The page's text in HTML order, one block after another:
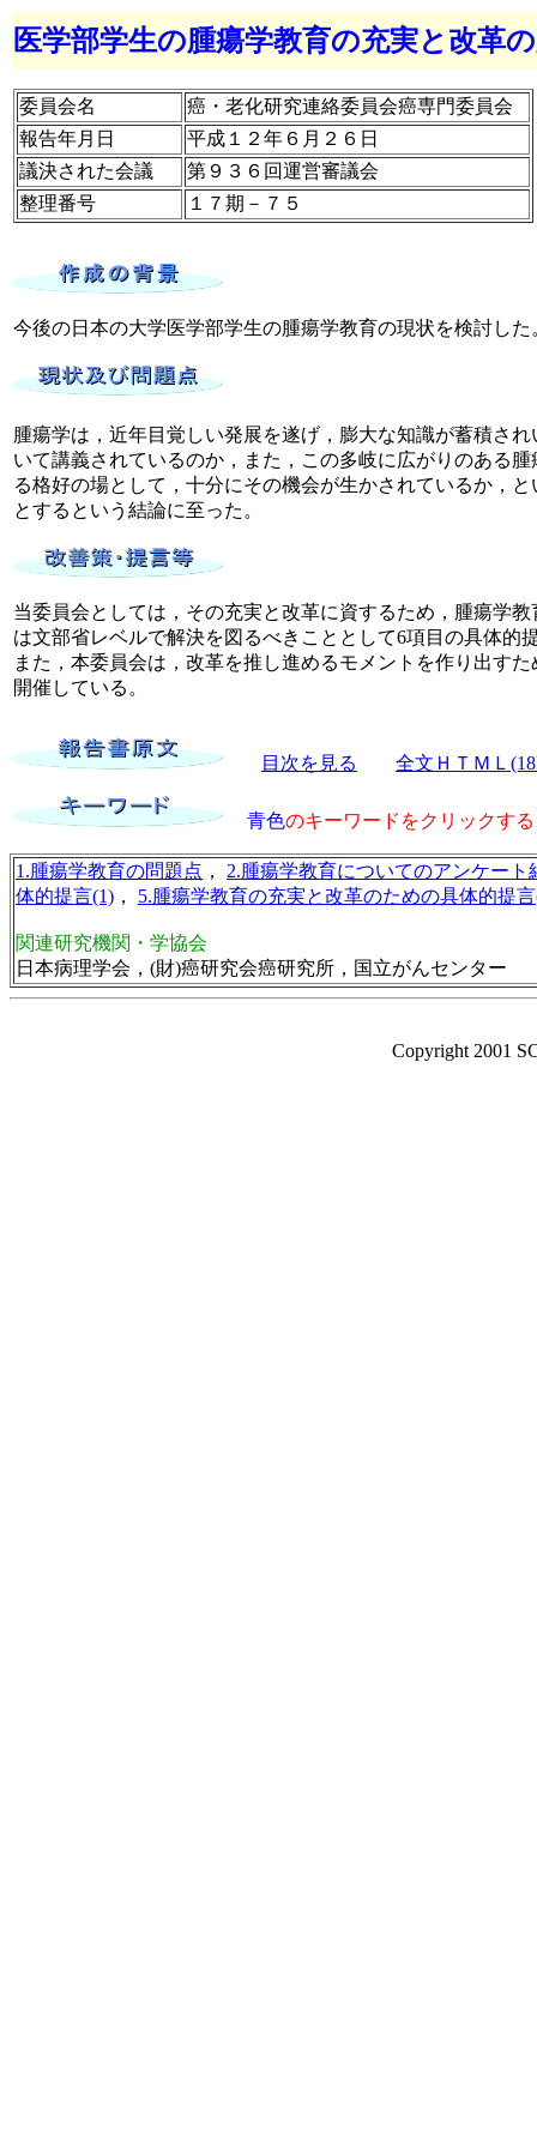
医学部学生の腫瘍学教育の充実と改革
委員会名
癌・老化研究連絡委員会癌専門委員会
報告年月日
平成１２年６月２６日
議決された会議
第９３６回運営審議会
整理番号
１７期－７５
今後の日本の大学医学部学生の腫瘍学教育の現状を検討した
腫瘍学は，近年目覚しい発展を遂げ，膨大な知識が蓄積さ
いて講義されているのか，また，この多岐に広がりのある
る格好の場として，十分にその機会が生かされているか，
とするという結論に至った。
当委員会としては，その充実と改革に資するため，腫瘍学
は文部省レベルで解決を図るべきこととして6項目の具体的
また，本委員会は，改革を推し進めるモメントを作り出す
開催している。
目次を見る 全文ＨＴＭＬ
青色のキーワードをクリックす
1.腫瘍学教育の問題点 ， 2.腫瘍学教育についてのアンケート
体的提言(1) ， 5.腫瘍学教育の充実と改革のための具体的提
関連研究機関・学協会
日本病理学会，(財)癌研究会癌研究所，国立がんセンター
Copyright 2001